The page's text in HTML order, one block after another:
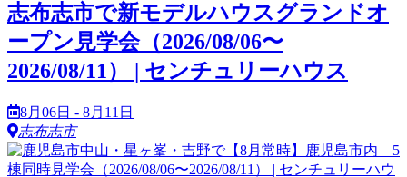
志布志市で新モデルハウスグランドオ
ープン見学会（2026/08/06〜
2026/08/11） | センチュリーハウス
8月06日 - 8月11日
志布志市